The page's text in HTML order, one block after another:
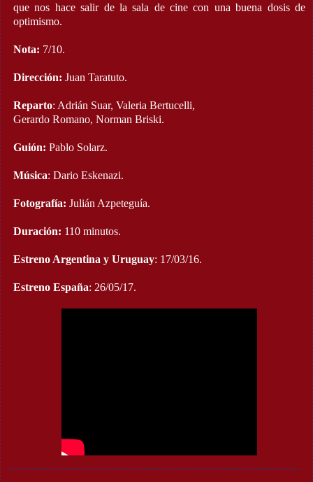
que nos hace salir de la sala de cine con una buena dosis de
optimismo.
Nota: 7/10.
Dirección: Juan Taratuto.
Reparto: Adrián Suar, Valeria Bertucelli,
Gerardo Romano, Norman Briski.
Guión: Pablo Solarz.
Música: Dario Eskenazi.
Fotografía: Julián Azpeteguía.
Duración: 110 minutos.
Estreno Argentina y Uruguay: 17/03/16.
Estreno España: 26/05/17.